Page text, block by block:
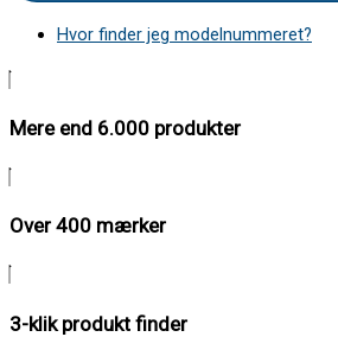
Hvor finder jeg modelnummeret?
Mere end 6.000 produkter
Over 400 mærker
3-klik produkt finder